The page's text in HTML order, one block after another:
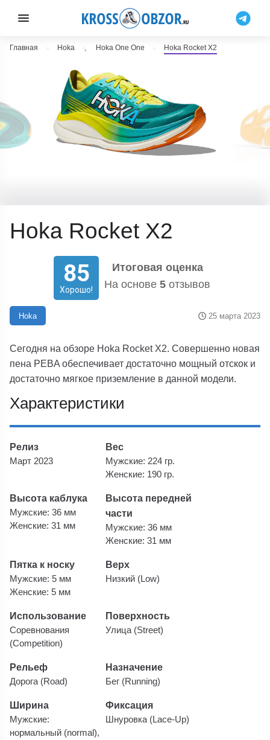
Главная Hoka , Hoka One One Hoka Rocket X2
Hoka Rocket X2
85
Хорошо!
Итоговая оценка
На основе 5 отзывов
Hoka 25 марта 2023
Сегодня на обзоре Hoka Rocket X2. Совершенно новая
пена PEBA обеспечивает достаточно мощный отскок и
достаточно мягкое приземление в данной модели.
Характеристики
Релиз
Март 2023
Вес
Мужские: 224 гр.
Женские: 190 гр.
Высота каблука
Мужские: 36 мм
Женские: 31 мм
Высота передней
части
Мужские: 36 мм
Женские: 31 мм
Пятка к носку
Мужские: 5 мм
Женские: 5 мм
Верх
Низкий (Low)
Использование
Соревнования
(Competition)
Поверхность
Улица (Street)
Рельеф
Дорога (Road)
Назначение
Бег (Running)
Ширина
Мужские:
нормальный (normal),
Фиксация
Шнуровка (Lace-Up)